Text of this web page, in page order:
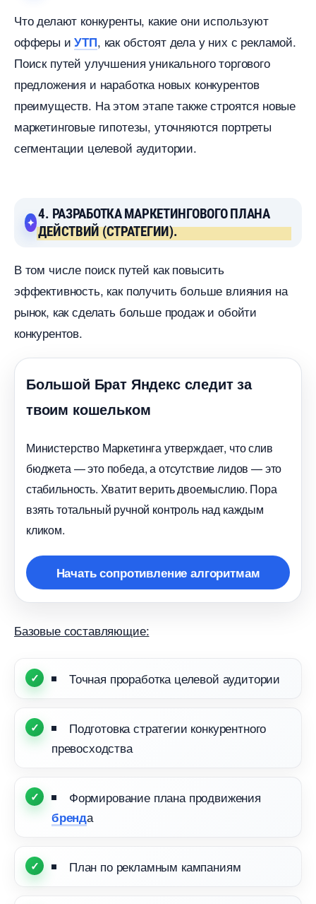
Что делают конкуренты, какие они используют
офферы иУТП, как обстоят дела у них с рекламой.
Поиск путей улучшения уникального торгового
предложения и наработка новых конкуренто
преимуществ. На этом этапе также строятся новые
маркетинговые гипотезы, уточняются портреты
сегментации целевой аудитории.
4. РАЗРАБОТКА МАРКЕТИНГОВОГО ПЛАНА
ДЕЙСТВИЙ (СТРАТЕГИИ).
том числе поиск путей как повысить
эффективность, как получить больше влияния на
рынок, как сделать больше продаж и обойти
конкурентов.
Большой Брат Яндекс следит за
твоим кошельком
Министерство Маркетинга утверждает, что сли
юджета — это победа, а отсутствие лидов — это
стабильность. Хватит верить двоемыслию. Пора
зять тотальный ручной контроль над каждым
кликом.
Начать сопротивление алгоритмам
Базовые составляющие:
Точная проработка целевой аудитории
Подготовка стратегии конкурентного
превосходства
Формирование плана продвижения
ренда
План по рекламным кампаниям